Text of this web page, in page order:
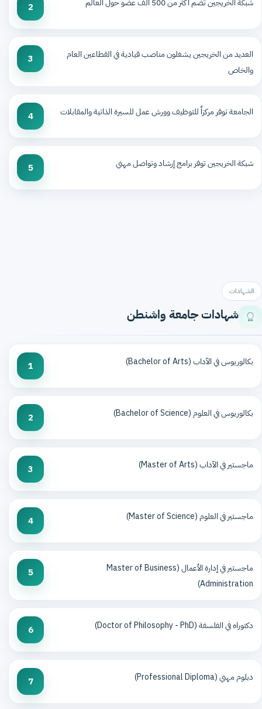
شبكة الخريجين تضم أكثر من 500 ألف عضو حول العالم 2
العديد من الخريجين يشغلون مناصب قيادية في القطاعين العام
والخاص
3
الجامعة توفر مركزاً للتوظيف وورش عمل للسيرة الذاتية والمقابلات 4
شبكة الخريجين توفر برامج إرشاد وتواصل مهني 5
الشهادات
شهادات جامعة واشنطن
بكالوريوس في الآداب (Bachelor of Arts) 1
بكالوريوس في العلوم (Bachelor of Science) 2
ماجستير في الآداب (Master of Arts) 3
ماجستير في العلوم (Master of Science) 4
ماجستير في إدارة الأعمال (Master of Business
Administration)
5
دكتوراه في الفلسفة (Doctor of Philosophy - PhD) 6
دبلوم مهني (Professional Diploma) 7